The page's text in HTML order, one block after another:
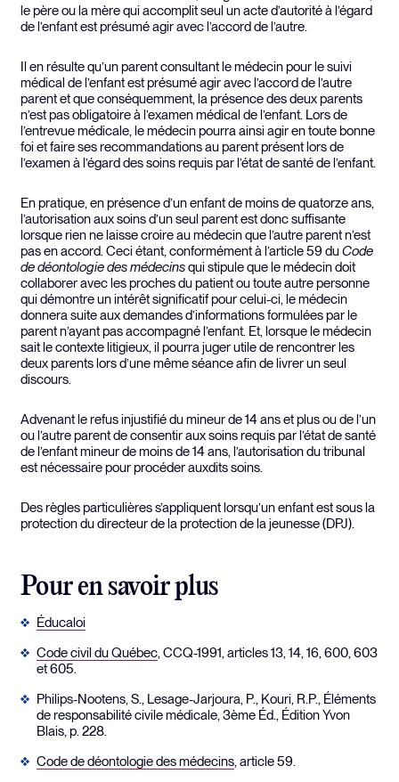
le père ou la mère qui accomplit seul un acte d’autorité à l’égard
de l’enfant est présumé agir avec l’accord de l’autre.
Il en résulte qu’un parent consultant le médecin pour le suivi
médical de l’enfant est présumé agir avec l’accord de l’autre
parent et que conséquemment, la présence des deux parents
n’est pas obligatoire à l’examen médical de l’enfant. Lors de
l’entrevue médicale, le médecin pourra ainsi agir en toute bonne
foi et faire ses recommandations au parent présent lors de
l’examen à l’égard des soins requis par l’état de santé de l’enfant.
En pratique, en présence d’un enfant de moins de quatorze ans,
l’autorisation aux soins d’un seul parent est donc suffisante
lorsque rien ne laisse croire au médecin que l’autre parent n’est
pas en accord. Ceci étant, conformément à l’article 59 duCode
de déontologie des médecinsqui stipule que le médecin doit
collaborer avec les proches du patient ou toute autre personne
qui démontre un intérêt significatif pour celui-ci, le médecin
donnera suite aux demandes d’informations formulées par le
parent n’ayant pas accompagné l’enfant. Et, lorsque le médecin
sait le contexte litigieux, il pourra juger utile de rencontrer les
deux parents lors d’une même séance afin de livrer un seul
discours.
Advenant le refus injustifié du mineur de 14 ans et plus ou de l’un
ou l’autre parent de consentir aux soins requis par l’état de santé
de l’enfant mineur de moins de 14 ans, l’autorisation du tribunal
est nécessaire pour procéder auxdits soins.
Des règles particulières s’appliquent lorsqu’un enfant est sous la
protection du directeur de la protection de la jeunesse (DPJ).
Pour en savoir plus
Éducaloi
Code civil du Québec, CCQ-1991, articles 13, 14, 16, 600, 603
et 605.
Philips-Nootens, S., Lesage-Jarjoura, P., Kouri, R.P., Éléments
de responsabilité civile médicale, 3ème Éd., Édition Yvon
Blais, p. 228.
Code de déontologie des médecins, article 59.